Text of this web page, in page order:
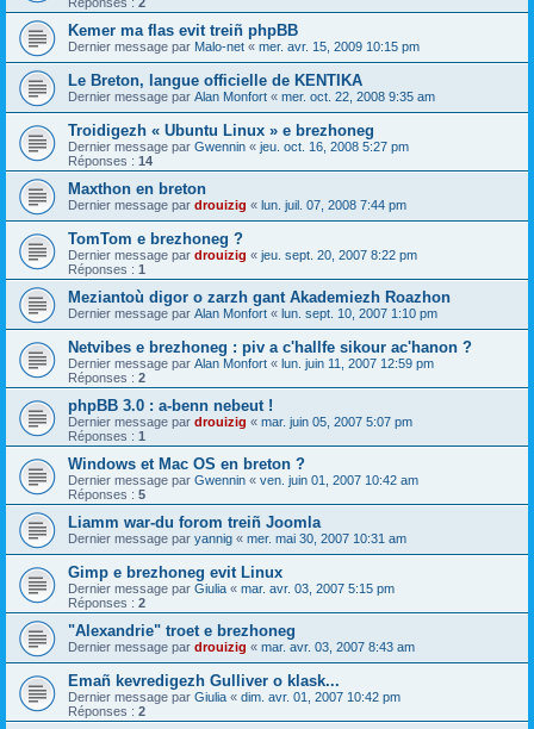
Kemer ma flas evit treiñ phpBB
Dernier message par Malo-net « mer. avr. 15, 2009 10:15 pm
Le Breton, langue officielle de KENTIKA
Dernier message par Alan Monfort « mer. oct. 22, 2008 9:35 am
Troidigezh « Ubuntu Linux » e brezhoneg
Dernier message par Gwennin « jeu. oct. 16, 2008 5:27 pm
Réponses : 14
Maxthon en breton
Dernier message par drouizig « lun. juil. 07, 2008 7:44 pm
TomTom e brezhoneg ?
Dernier message par drouizig « jeu. sept. 20, 2007 8:22 pm
Réponses : 1
Meziantoù digor o zarzh gant Akademiezh Roazhon
Dernier message par Alan Monfort « lun. sept. 10, 2007 1:10 pm
Netvibes e brezhoneg : piv a c'hallfe sikour ac'hanon ?
Dernier message par Alan Monfort « lun. juin 11, 2007 12:59 pm
Réponses : 2
phpBB 3.0 : a-benn nebeut !
Dernier message par drouizig « mar. juin 05, 2007 5:07 pm
Réponses : 1
Windows et Mac OS en breton ?
Dernier message par Gwennin « ven. juin 01, 2007 10:42 am
Réponses : 5
Liamm war-du forom treiñ Joomla
Dernier message par yannig « mer. mai 30, 2007 10:31 am
Gimp e brezhoneg evit Linux
Dernier message par Giulia « mar. avr. 03, 2007 5:15 pm
Réponses : 2
"Alexandrie" troet e brezhoneg
Dernier message par drouizig « mar. avr. 03, 2007 8:43 am
Emañ kevredigezh Gulliver o klask...
Dernier message par Giulia « dim. avr. 01, 2007 10:42 pm
Réponses : 2